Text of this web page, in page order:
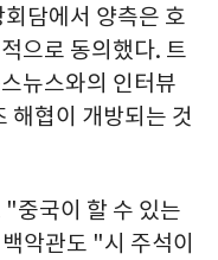
담에서 양측은 호
으로 동의했다. 트
뉴스와의 인터뷰
해협이 개방되는 것
중국이 할 수 있는
악관도 "시 주석이